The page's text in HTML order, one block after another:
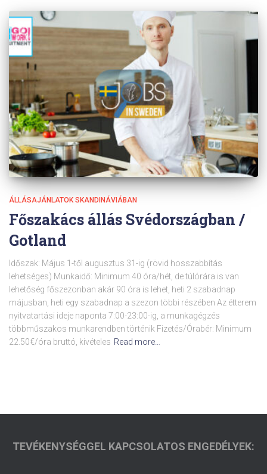
ÁLLÁSAJÁNLATOK SKANDINÁVIÁBAN
Főszakács állás Svédországban /
Gotland
Időszak: Május 1-től augusztus 31-ig (rövid hosszabbítás
lehetséges) Munkaidő: Minimum 40 óra/hét, de túlórára is van
lehetőség főszezonban akár 90 óra is lehet, heti 2 szabadnap
májusban, heti egy szabadnap a szezon többi részében Az étterem
nyitvatartási ideje naponta 7:00-23:00-ig, a munkagégzés
többműszakos munkarendben történik Fizetés/Órabér: Minimum
22.50€/óra bruttó, kivételes Read more…
TEVÉKENYSÉGGEL KAPCSOLATOS ENGEDÉLYEK: